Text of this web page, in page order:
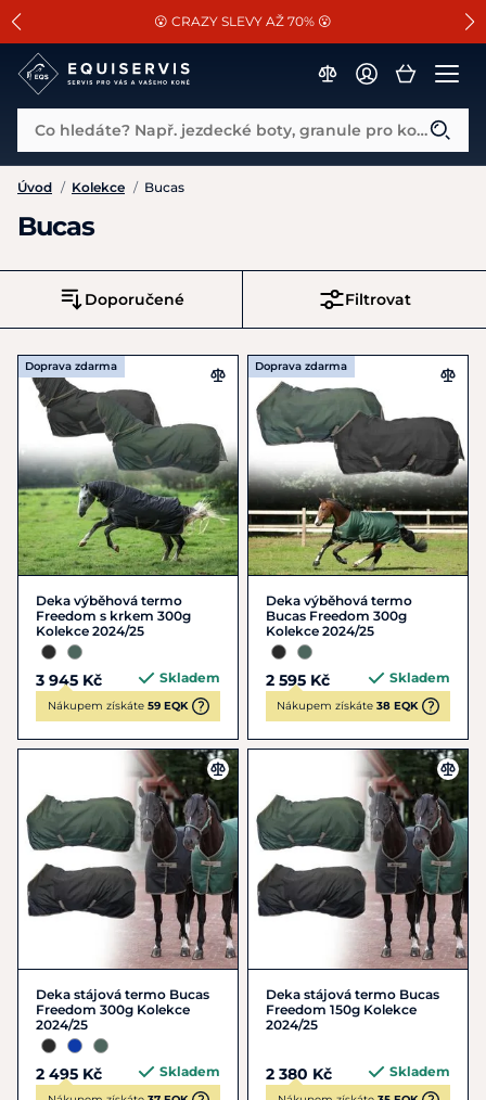
SLEVA 13% na vše od Cassini!
😮 CRAZY SLEVY AŽ 70% 😮
📐Pasování a doplňky k vybraným sedlům ZDARMA 🐴
Co hledáte? Např. jezdecké boty, granule pro koně...
Úvod / Kolekce / Bucas
Bucas
Filtrovat
Doporučené
Doprava zdarma
Deka výběhová termo
Freedom s krkem 300g
Kolekce 2024/25
3 945 Kč Skladem
Nákupem získáte 59 EQK
Doprava zdarma
Deka výběhová termo
Bucas Freedom 300g
Kolekce 2024/25
2 595 Kč Skladem
Nákupem získáte 38 EQK
Deka stájová termo Bucas
Freedom 300g Kolekce
2024/25
2 495 Kč Skladem
Deka stájová termo Bucas
Freedom 150g Kolekce
2024/25
2 380 Kč Skladem